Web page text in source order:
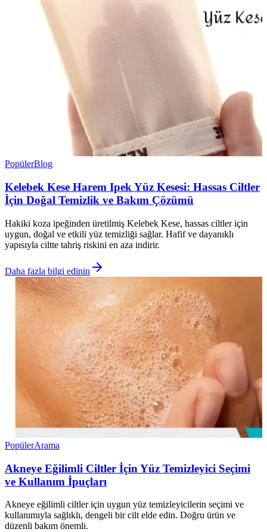
PopülerBlog
Kelebek Kese Harem Ipek Yüz Kesesi: Hassas Ciltler
İçin Doğal Temizlik ve Bakım Çözümü
Hakiki koza ipeğinden üretilmiş Kelebek Kese, hassas ciltler için
uygun, doğal ve etkili yüz temizliği sağlar. Hafif ve dayanıklı
yapısıyla ciltte tahriş riskini en aza indirir.
Daha fazla bilgi edinin
PopülerArama
Akneye Eğilimli Ciltler İçin Yüz Temizleyici Seçimi
ve Kullanım İpuçları
Akneye eğilimli ciltler için uygun yüz temizleyicilerin seçimi ve
kullanımıyla sağlıklı, dengeli bir cilt elde edin. Doğru ürün ve
düzenli bakım önemli.